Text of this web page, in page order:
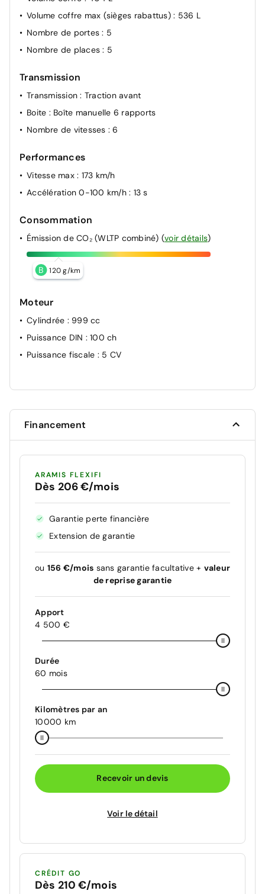
Volume coffre max (sièges rabattus) : 536 L
Nombre de portes: 5
Nombre de places: 5
Transmission
Transmission: Traction avant
Boite : Boîte manuelle 6 rapports
Nombre de vitesses : 6
Performances
Vitesse max : 173 km/h
Accélération 0-100 km/h : 13 s
Consommation
Émission de CO₂ (WLTP combiné) (voir détails)
B 120 g/km
Moteur
Cylindrée : 999 cc
Puissance DIN : 100 ch
Puissance fiscale : 5 CV
Financement
ARAMIS FLEXIFI
Dès 206 €/mois
Garantie perte financière
Extension de garantie
ou 156 €/mois sans garantie facultative + valeur
de reprise garantie
Apport
4 500 €
Durée
60 mois
Kilomètres par an
10000 km
Recevoir un devis
Voir le détail
CRÉDIT GO
Dès 210 €/mois